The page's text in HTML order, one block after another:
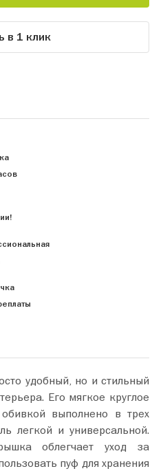
в 1 клик
удобный, но и стильный
Его мягкое круглое
выполнено в трех
легкой и универсальной.
облегчает уход за
пуф для хранения